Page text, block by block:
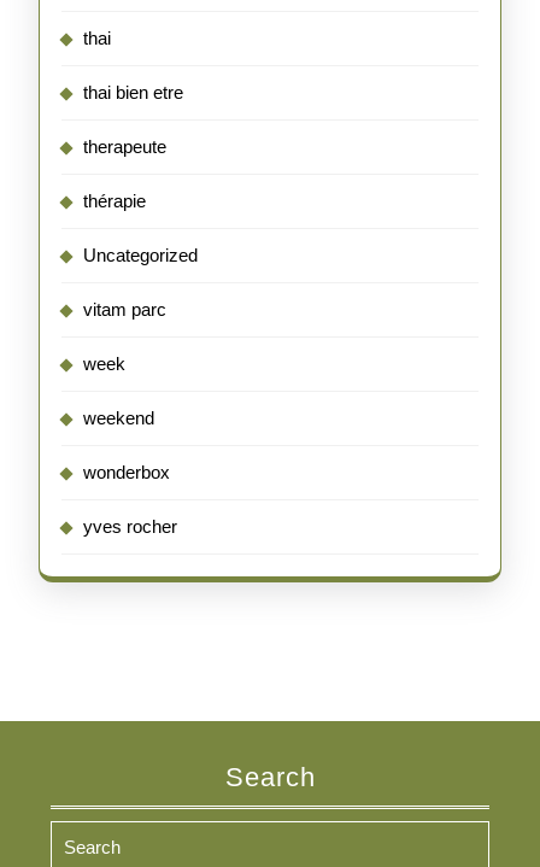
thai
thai bien etre
therapeute
thérapie
Uncategorized
vitam parc
week
weekend
wonderbox
yves rocher
Search